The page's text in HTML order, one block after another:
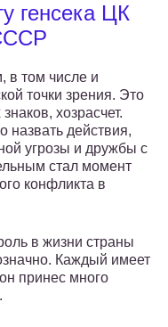
генсека ЦК
в том числе и
точки зрения. Это
хозрасчет.
действия,
угрозы и дружбы с
стал момент
конфликта в
в жизни страны
Каждый имеет
принес много